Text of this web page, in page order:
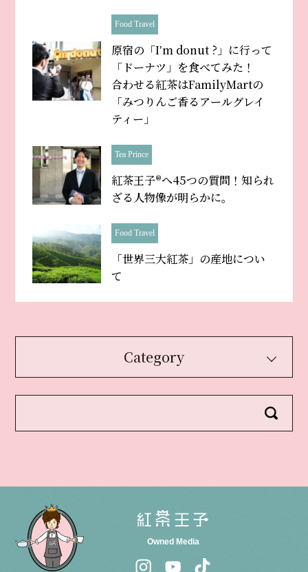
Food Travel
原宿の「Iʼm donut ?」に行って
「ドーナツ」を食べてみた！
合わせる紅茶はFamilyMartの
「みつりんご香るアールグレイ
ティー」
Tea Prince
紅茶王子®へ45つの質問！知られ
ざる人物像が明らかに。
Food Travel
「世界三大紅茶」の産地につい
て
Category
Owned Media